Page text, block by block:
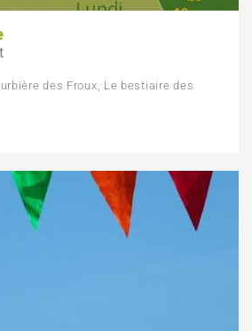
des Froux, Le bestiaire des